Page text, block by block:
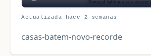
Actualizada hace 2 semanas
casas-batem-novo-recorde